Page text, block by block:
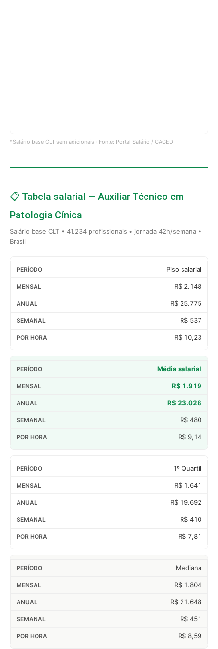
*Salário base CLT sem adicionais · Fonte: Portal Salário / CAGED
📋 Tabela salarial — Auxiliar Técnico em
Patologia Cínica
Salário base CLT • 41.234 profissionais • jornada 42h/semana •
Brasil
Piso salarial
R$ 2.148
R$ 25.775
R$ 537
R$ 10,23
Média salarial
R$ 1.919
R$ 23.028
R$ 480
R$ 9,14
1º Quartil
R$ 1.641
R$ 19.692
R$ 410
R$ 7,81
Mediana
R$ 1.804
R$ 21.648
R$ 451
R$ 8,59